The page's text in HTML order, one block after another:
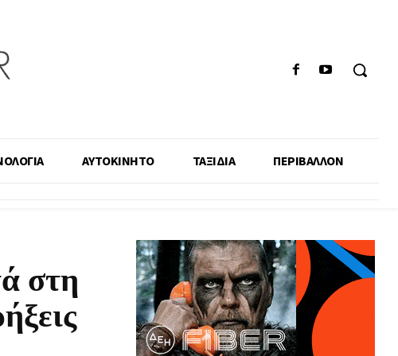
ΑΥΤΟΚΙΝΗΤΟ ΤΑΞΙΔΙΑ ΠΕΡΙΒΑΛΛΟΝ
στη